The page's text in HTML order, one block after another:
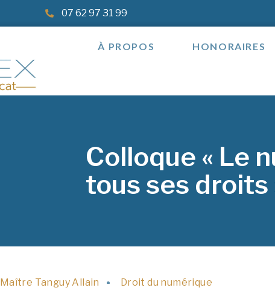
07 62 97 31 99
À PROPOS HONORAIRES
Colloque « Le
tous ses droits
Maître Tanguy Allain Droit du numérique